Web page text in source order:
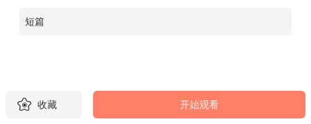
短篇
收藏 开始观看